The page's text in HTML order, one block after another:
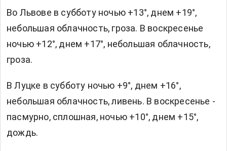
Во Львове в субботу ночью +13°, днем +19°,
небольшая облачность, гроза. В воскресенье
ночью +12°, днем +17°, небольшая облачность,
гроза.
В Луцке в субботу ночью +9°, днем +16°,
небольшая облачность, ливень. В воскресенье -
пасмурно, сплошная, ночью +10°, днем +15°,
дождь.